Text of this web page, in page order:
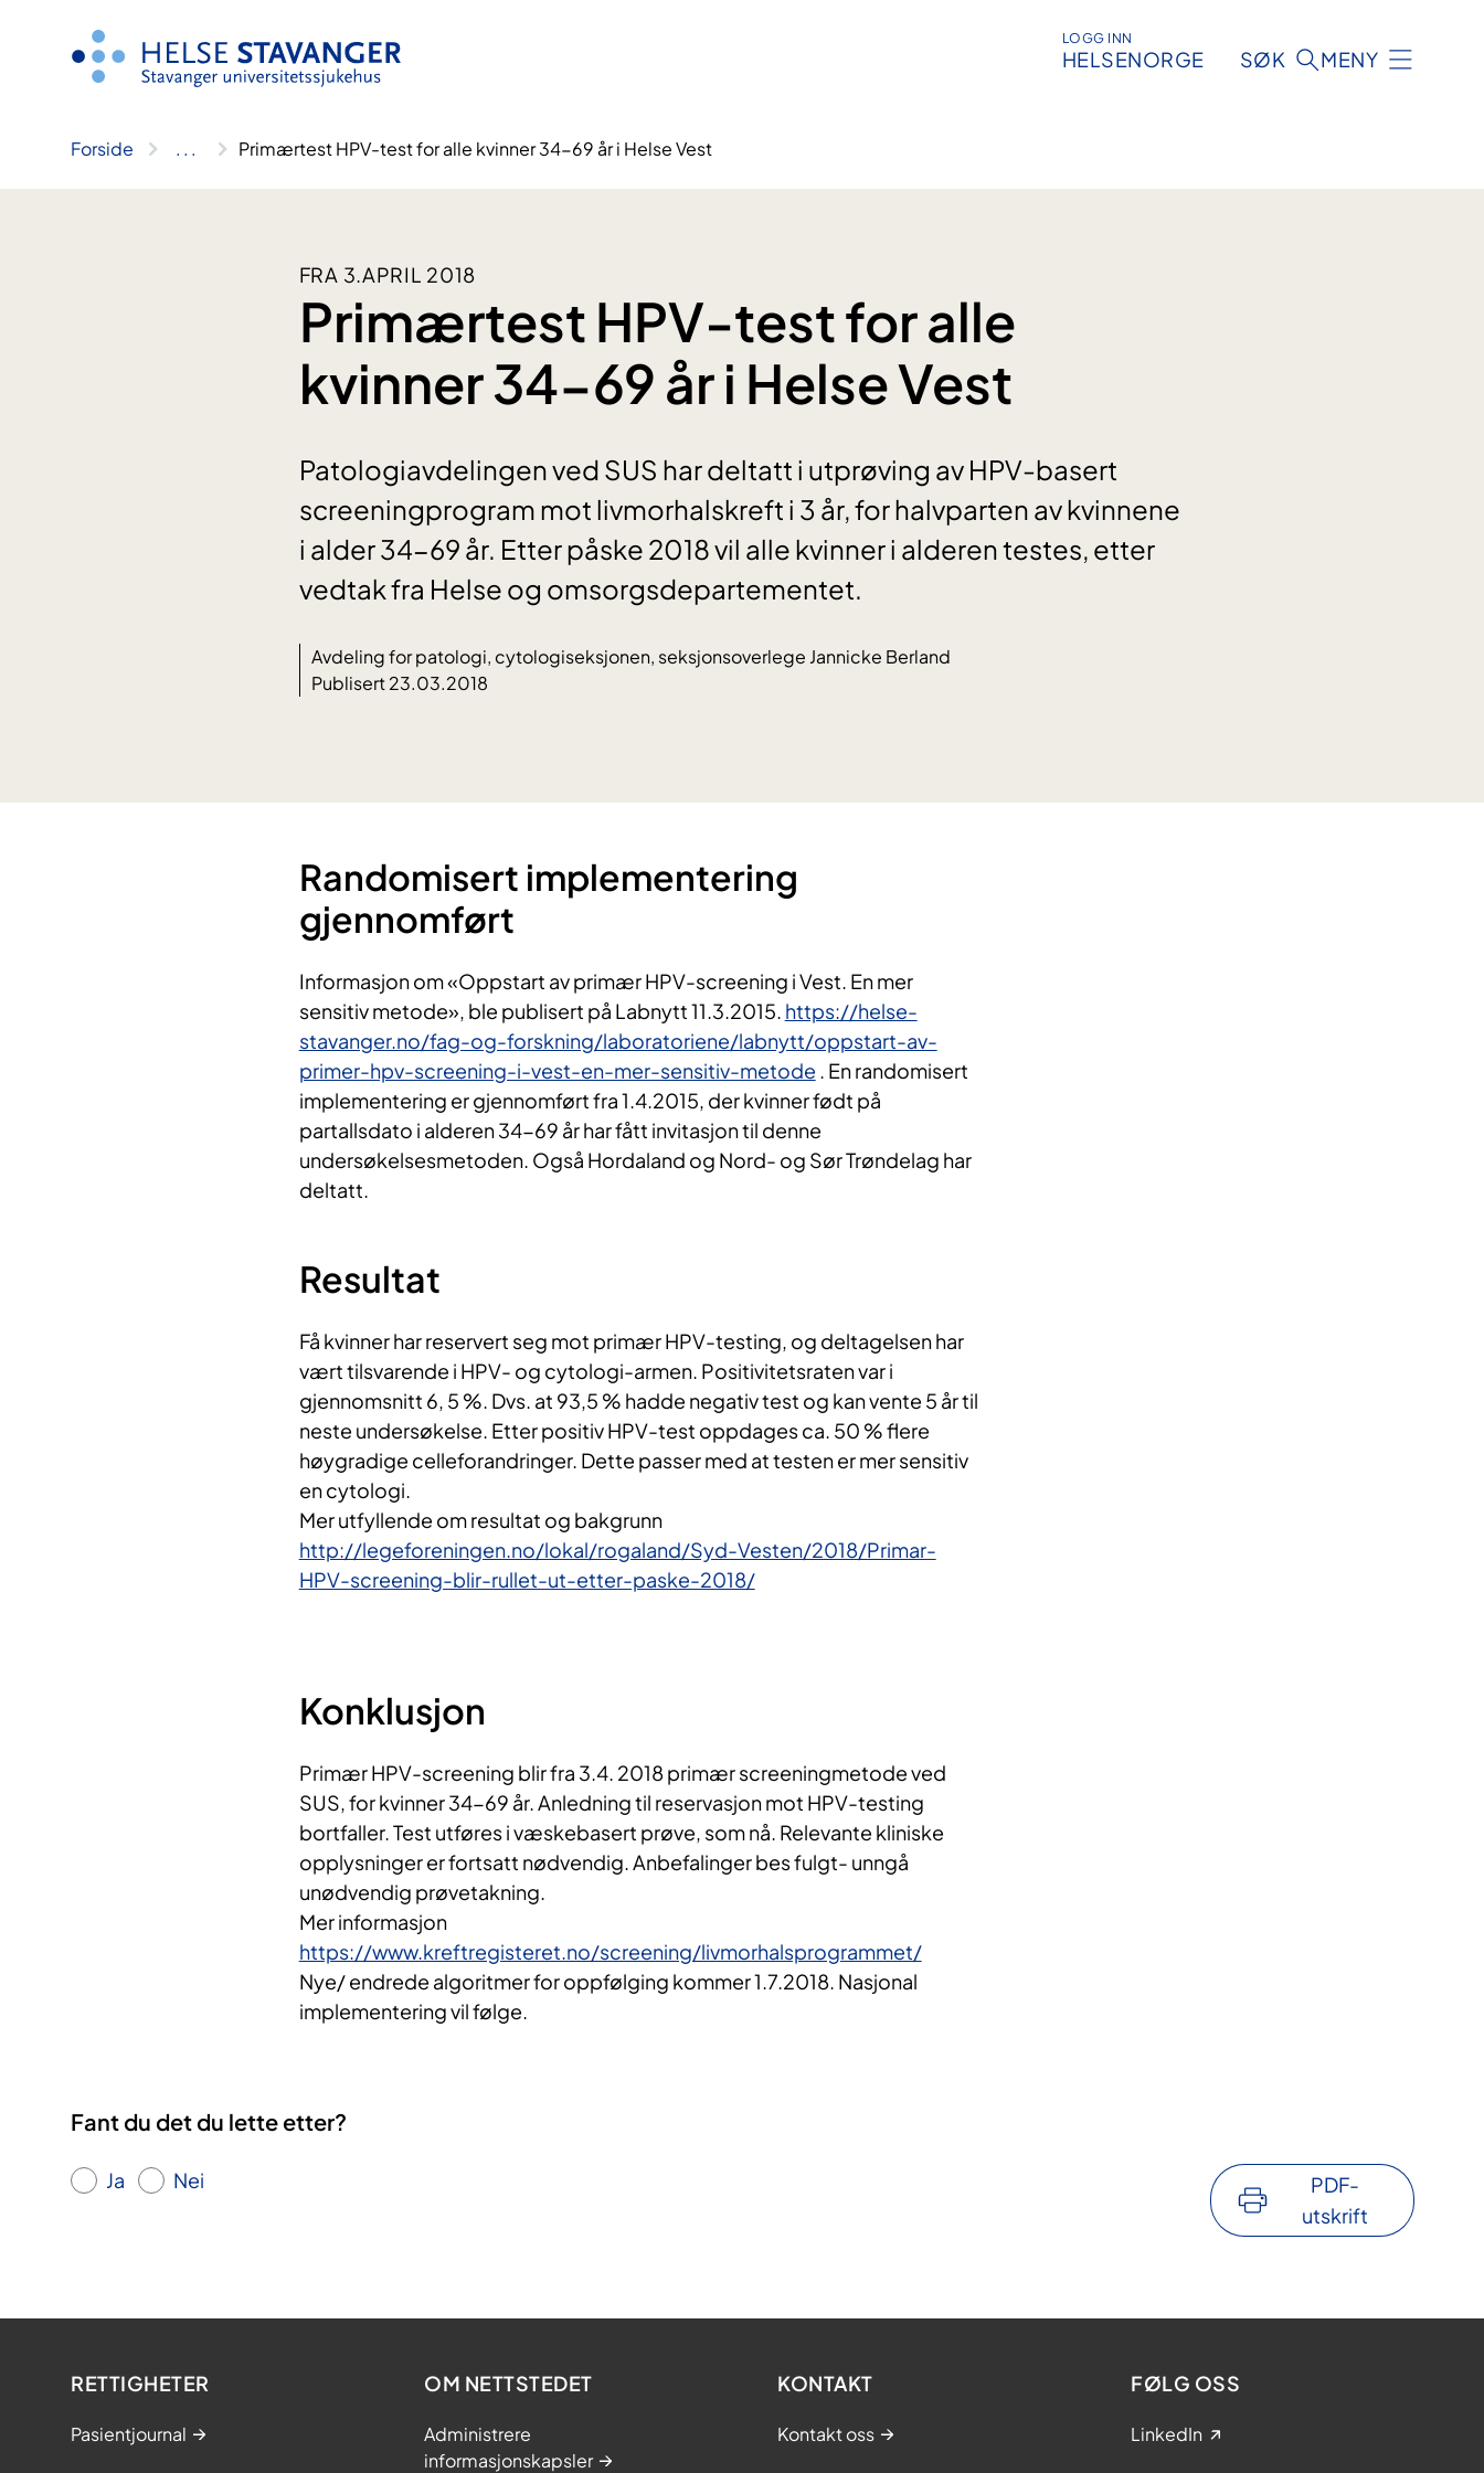
LOGG INN
HELSENORGE SØK MENY
Forside .. . Primærtest HPV-test for alle kvinner 34-69 år i Helse Vest
FRA 3.APRIL 2018
Primærtest HPV-test for alle
kvinner 34-69 år i Helse Vest
Patologiavdelingen ved SUS har deltatt i utprøving av HPV-basert
screeningprogram mot livmorhalskreft i 3 år, for halvparten av kvinnene
i alder 34-69 år. Etter påske 2018 vil alle kvinner i alderen testes, etter
vedtak fra Helse og omsorgsdepartementet.
Avdeling for patologi, cytologiseksjonen, seksjonsoverlege Jannicke Berland
Publisert 23.03.2018
Randomisert implementering
gjennomført
Informasjon om «Oppstart av primær HPV-screening i Vest. En mer
sensitiv metode», ble publisert på Labnytt 11.3.2015. https://helse-
stavanger.no/fag-og-forskning/laboratoriene/labnytt/oppstart-av-
primer-hpv-screening-i-vest-en-mer-sensitiv-metode . En randomisert
implementering er gjennomført fra 1.4.2015, der kvinner født på
partallsdato i alderen 34-69 år har fått invitasjon til denne
undersøkelsesmetoden. Også Hordaland og Nord- og Sør Trøndelag har
deltatt.
Resultat
Få kvinner har reservert seg mot primær HPV-testing, og deltagelsen har
vært tilsvarende i HPV- og cytologi-armen. Positivitetsraten var i
gjennomsnitt 6, 5 %. Dvs. at 93,5 % hadde negativ test og kan vente 5 år til
neste undersøkelse. Etter positiv HPV-test oppdages ca. 50 % flere
høygradige celleforandringer. Dette passer med at testen er mer sensitiv
en cytologi.
Mer utfyllende om resultat og bakgrunn
http://legeforeningen.no/lokal/rogaland/Syd-Vesten/2018/Primar-
HPV-screening-blir-rullet-ut-etter-paske-2018/
Konklusjon
Primær HPV-screening blir fra 3.4. 2018 primær screeningmetode ved
SUS, for kvinner 34-69 år. Anledning til reservasjon mot HPV-testing
bortfaller. Test utføres i væskebasert prøve, som nå. Relevante kliniske
opplysninger er fortsatt nødvendig. Anbefalinger bes fulgt- unngå
unødvendig prøvetakning.
Mer informasjon
https://www.kreftregisteret.no/screening/livmorhalsprogrammet/
Nye/ endrede algoritmer for oppfølging kommer 1.7.2018. Nasjonal
implementering vil følge.
Fant du det du lette etter?
Ja Nei
PDF-
utskrift
RETTIGHETER
Pasientjournal
OM NETTSTEDET
Administrere
informasjonskapsler
KONTAKT
Kontakt oss
FØLG OSS
LinkedIn